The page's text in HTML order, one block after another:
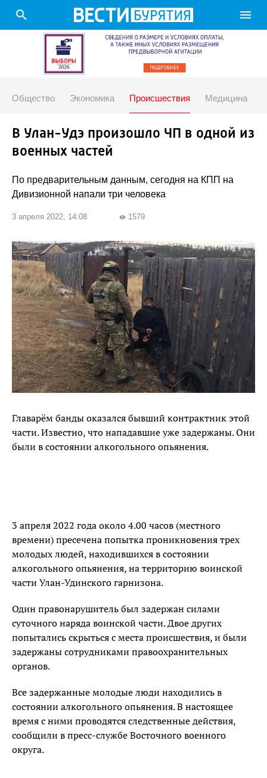
search menu
Общество Экономика Происшествия Медицина
В Улан-Удэ произошло ЧП в одной из
военных частей
По предварительным данным, сегодня на КПП на
Дивизионной напали три человека
3 апреля 2022, 14:08 visibility 1579
Главарём банды оказался бывший контрактник этой
части. Известно, что нападавшие уже задержаны. Они
были в состоянии алкогольного опьянения.
3 апреля 2022 года около 4.00 часов (местного
времени) пресечена попытка проникновения трех
молодых людей, находившихся в состоянии
алкогольного опьянения, на территорию воинской
части Улан-Удинского гарнизона.
Один правонарушитель был задержан силами
суточного наряда воинской части. Двое других
попытались скрыться с места происшествия, и были
задержаны сотрудниками правоохранительных
органов.
Все задержанные молодые люди находились в
состоянии алкогольного опьянения. В настоящее
время с ними проводятся следственные действия,
сообщили в пресс-службе Восточного военного
округа.